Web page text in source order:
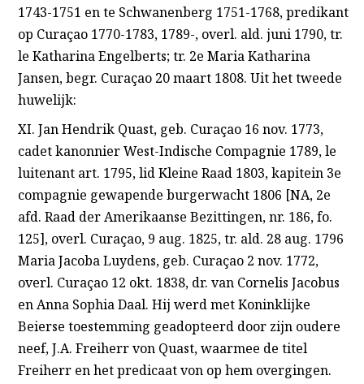
1743-1751 en te Schwanenberg 1751-1768, predikant
op Curaçao 1770-1783, 1789-, overl. ald. juni 1790, tr.
le Katharina Engelberts; tr. 2e Maria Katharina
Jansen, begr. Curaçao 20 maart 1808. Uit het tweede
huwelijk:
XI. Jan Hendrik Quast, geb. Curaçao 16 nov. 1773,
cadet kanonnier West-Indische Compagnie 1789, le
luitenant art. 1795, lid Kleine Raad 1803, kapitein 3e
compagnie gewapende burgerwacht 1806 [NA, 2e
afd. Raad der Amerikaanse Bezittingen, nr. 186, fo.
125], overl. Curaçao, 9 aug. 1825, tr. ald. 28 aug. 1796
Maria Jacoba Luydens, geb. Curaçao 2 nov. 1772,
overl. Curaçao 12 okt. 1838, dr. van Cornelis Jacobus
en Anna Sophia Daal. Hij werd met Koninklijke
Beierse toestemming geadopteerd door zijn oudere
neef, J.A. Freiherr von Quast, waarmee de titel
Freiherr en het predicaat von op hem overgingen.